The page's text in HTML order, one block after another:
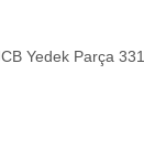
Yedek Parça